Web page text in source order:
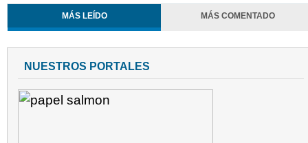
MÁS LEÍDO MÁS COMENTADO
NUESTROS PORTALES